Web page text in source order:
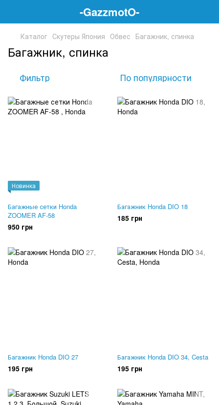
-GazzmotO-
Каталог Скутеры Япония Обвес Багажник, спинка
Багажник, спинка
Фильтр По популярности
Новинка
Багажные сетки Honda
ZOOMER AF-58
950 грн
Багажник Honda DIO 18
185 грн
Багажник Honda DIO 27
195 грн
Багажник Honda DIO 34, Cesta
195 грн